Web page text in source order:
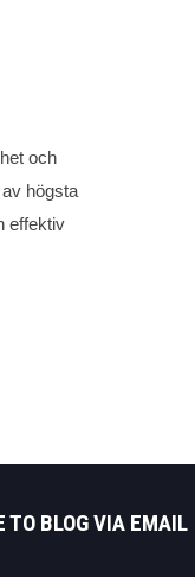
och
högsta
effektiv
TO BLOG VIA EMAIL